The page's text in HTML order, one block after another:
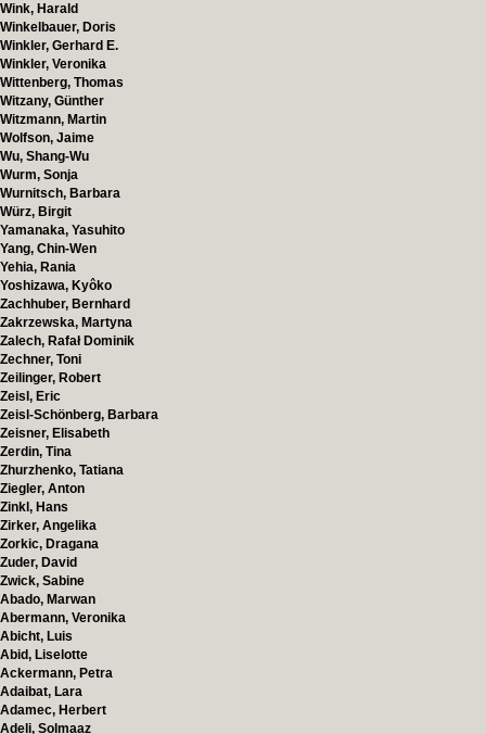
Wink, Harald
Winkelbauer, Doris
Winkler, Gerhard E.
Winkler, Veronika
Wittenberg, Thomas
Witzany, Günther
Witzmann, Martin
Wolfson, Jaime
Wu, Shang-Wu
Wurm, Sonja
Wurnitsch, Barbara
Würz, Birgit
Yamanaka, Yasuhito
Yang, Chin-Wen
Yehia, Rania
Yoshizawa, Kyôko
Zachhuber, Bernhard
Zakrzewska, Martyna
Zalech, Rafał Dominik
Zechner, Toni
Zeilinger, Robert
Zeisl, Eric
Zeisl-Schönberg, Barbara
Zeisner, Elisabeth
Zerdin, Tina
Zhurzhenko, Tatiana
Ziegler, Anton
Zinkl, Hans
Zirker, Angelika
Zorkic, Dragana
Zuder, David
Zwick, Sabine
Abado, Marwan
Abermann, Veronika
Abicht, Luis
Abid, Liselotte
Ackermann, Petra
Adaibat, Lara
Adamec, Herbert
Adeli, Solmaaz